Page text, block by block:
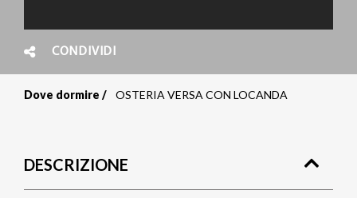
CONDIVIDI
pane
Dove dormire OSTERIA VERSA CON LOCANDA
DESCRIZIONE